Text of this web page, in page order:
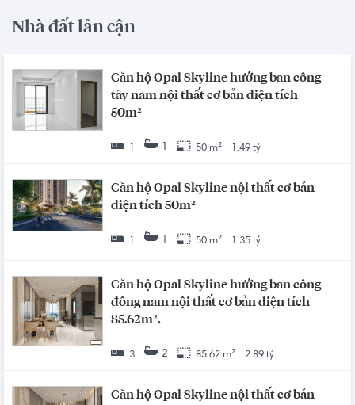
Nhà đất lân cận
Căn hộ Opal Skyline hướng ban công
tây nam nội thất cơ bản diện tích
50m²
1 50 m² 1.49 tỷ
Căn hộ Opal Skyline nội thất cơ bản
diện tích 50m²
1 50 m² 1.35 tỷ
Căn hộ Opal Skyline hướng ban công
đông nam nội thất cơ bản diện tích
85.62m².
3 2 85.62 m² 2.89 tỷ
Căn hộ Opal Skyline nội thất cơ bản